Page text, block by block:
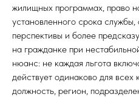
жилищных программах, право
установленного срока службы,
перспективы и более
на гражданке при
нюанс: не каждая льгота
действует одинаково для
должность, регион,